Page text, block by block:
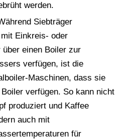
werden.
Siebträger
Einkreis- oder
einen Boiler zur
verfügen, ist die
Maschinen, dass sie
verfügen. So kann nicht
produziert und Kaffee
auch mit
für